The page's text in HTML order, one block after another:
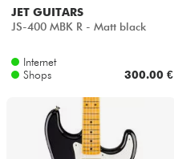
JET GUITARS
JS-400 MBK R - Matt black
Internet
Shops
300.00 €